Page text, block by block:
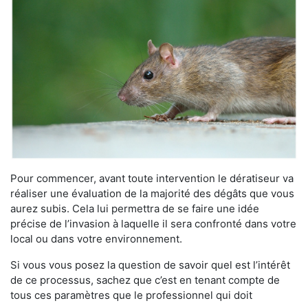
Pour commencer, avant toute intervention le dératiseur va
réaliser une évaluation de la majorité des dégâts que vous
aurez subis. Cela lui permettra de se faire une idée
précise de l’invasion à laquelle il sera confronté dans votre
local ou dans votre environnement.
Si vous vous posez la question de savoir quel est l’intérêt
de ce processus, sachez que c’est en tenant compte de
tous ces paramètres que le professionnel qui doit